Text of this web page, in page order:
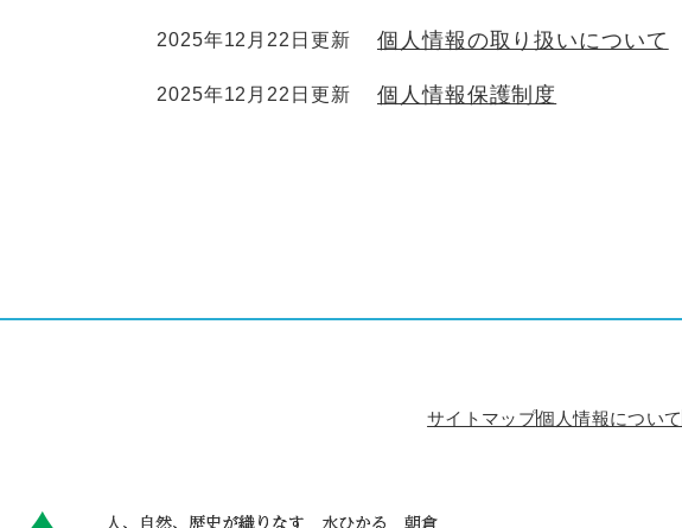
2025年12月22日更新 個人情報の取り扱いについて
2025年12月22日更新 個人情報保護制度
サイトマップ個人情報について